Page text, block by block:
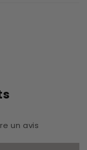
un avis